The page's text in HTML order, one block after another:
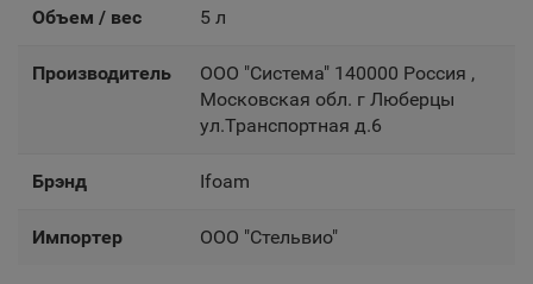
Объем / вес 5 л
Производитель
OOO "Система" 140000 Россия ,
Московская обл. г Люберцы
ул.Транспортная д.6
Брэнд Ifoam
Импортер OOO "Стельвио"